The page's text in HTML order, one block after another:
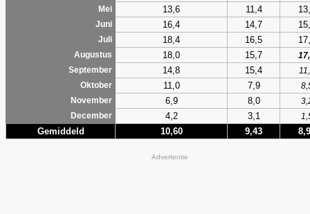
Mei 13,6 11,4
Juni 16,4 14,7
Juli 18,4 16,5
Augustus 18,0 15,7
September
14,8 15,4
Oktober
11,0 7,9
November
6,9 8,0
December
4,2 3,1
Gemiddeld 10,60 9,43
Advertentie